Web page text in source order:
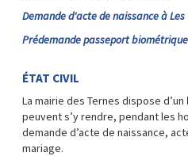
Demande d'acte de naissance à Les
Prédemande passeport biométrique
ÉTAT CIVIL
La mairie des Ternes dispose d’un
peuvent s’y rendre, pendant les
demande d’acte de naissance,
mariage.